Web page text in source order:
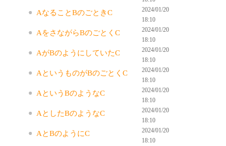
AなることBのごときC
2024/01/20
18:10
AをさながらBのごとくC
2024/01/20
18:10
AがBのようにしていたC
2024/01/20
18:10
AというものがBのごとくC
2024/01/20
18:10
AというBのようなC
2024/01/20
18:10
AとしたBのようなC
2024/01/20
18:10
AとBのようにC
2024/01/20
18:10